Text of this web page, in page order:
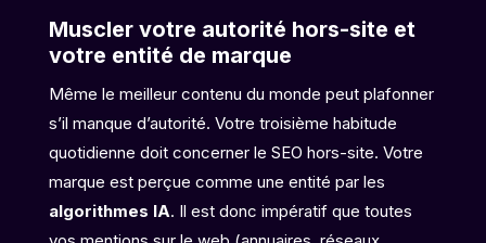
Muscler votre autorité hors-site et
votre entité de marque
Même le meilleur contenu du monde peut plafonner
s’il manque d’autorité. Votre troisième habitude
quotidienne doit concerner le SEO hors-site. Votre
marque est perçue comme une entité par les
algorithmes IA. Il est donc impératif que toutes